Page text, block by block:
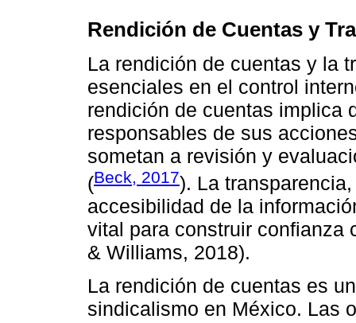
Rendición de Cuentas y
La rendición de cuentas y la
esenciales en el control
rendición de cuentas implica
responsables de sus
sometan a revisión y
(Beck, 2017). La
accesibilidad de la
vital para construir confianza
& Williams, 2018).
La rendición de cuentas es
sindicalismo en México. Las